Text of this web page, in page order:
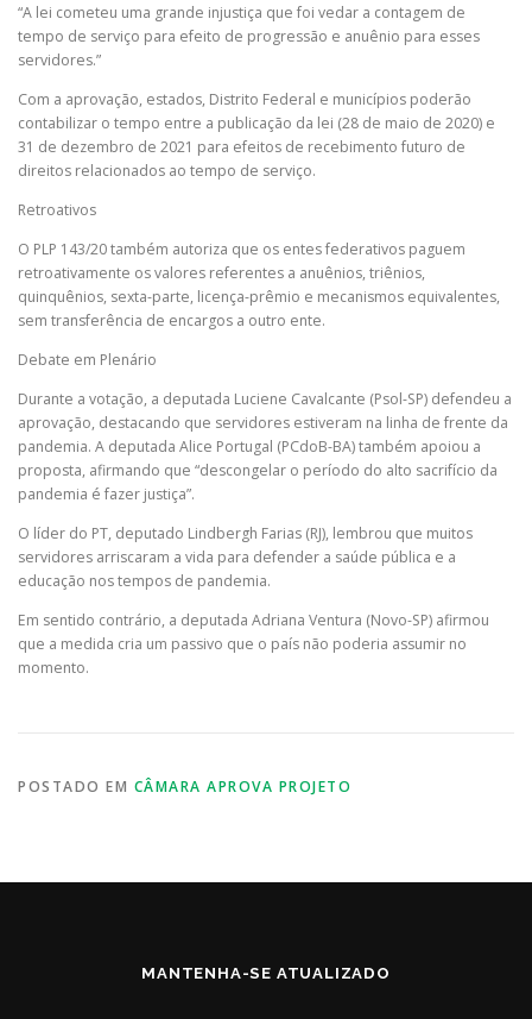
“A lei cometeu uma grande injustiça que foi vedar a contagem de
tempo de serviço para efeito de progressão e anuênio para esses
servidores.”
Com a aprovação, estados, Distrito Federal e municípios poderão
contabilizar o tempo entre a publicação da lei (28 de maio de 2020) e
31 de dezembro de 2021 para efeitos de recebimento futuro de
direitos relacionados ao tempo de serviço.
Retroativos
O PLP 143/20 também autoriza que os entes federativos paguem
retroativamente os valores referentes a anuênios, triênios,
quinquênios, sexta-parte, licença-prêmio e mecanismos equivalentes,
sem transferência de encargos a outro ente.
Debate em Plenário
Durante a votação, a deputada Luciene Cavalcante (Psol-SP) defendeu a
aprovação, destacando que servidores estiveram na linha de frente da
pandemia. A deputada Alice Portugal (PCdoB-BA) também apoiou a
proposta, afirmando que “descongelar o período do alto sacrifício da
pandemia é fazer justiça”.
O líder do PT, deputado Lindbergh Farias (RJ), lembrou que muitos
servidores arriscaram a vida para defender a saúde pública e a
educação nos tempos de pandemia.
Em sentido contrário, a deputada Adriana Ventura (Novo-SP) afirmou
que a medida cria um passivo que o país não poderia assumir no
momento.
POSTADO EM CÂMARA APROVA PROJETO
MANTENHA-SE ATUALIZADO